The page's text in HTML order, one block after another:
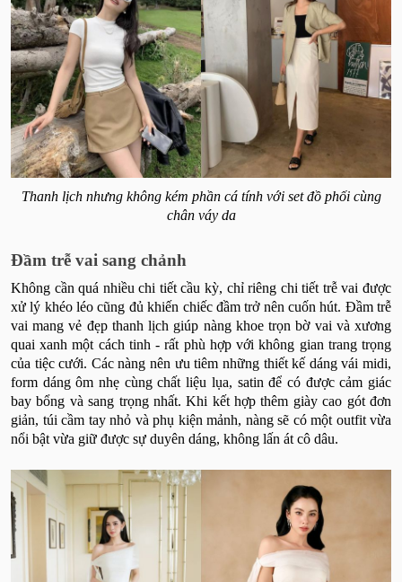
Thanh lịch nhưng không kém phần cá tính với set đồ phối cùng
chân váy da
Đầm trễ vai sang chảnh
Không cần quá nhiều chi tiết cầu kỳ, chỉ riêng chi tiết trễ vai được
xử lý khéo léo cũng đủ khiến chiếc đầm trở nên cuốn hút. Đầm trễ
vai mang vẻ đẹp thanh lịch giúp nàng khoe trọn bờ vai và xương
quai xanh một cách tinh - rất phù hợp với không gian trang trọng
của tiệc cưới. Các nàng nên ưu tiêm những thiết kế dáng vái midi,
form dáng ôm nhẹ cùng chất liệu lụa, satin để có được cảm giác
bay bổng và sang trọng nhất. Khi kết hợp thêm giày cao gót đơn
giản, túi cầm tay nhỏ và phụ kiện mảnh, nàng sẽ có một outfit vừa
nổi bật vừa giữ được sự duyên dáng, không lấn át cô dâu.